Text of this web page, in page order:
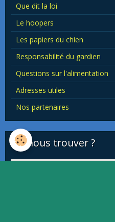
Que dit la loi
Le hoopers
Les papiers du chien
Responsabilité du gardien
Questions sur l'alimentation
Adresses utiles
Nos partenaires
Où nous trouver ?